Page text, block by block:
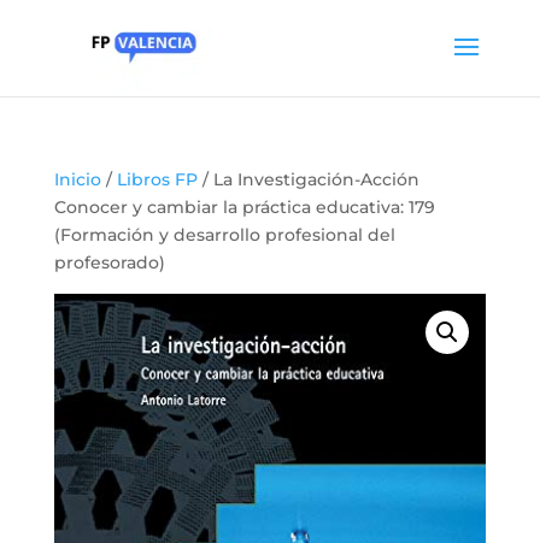
Inicio/ Libros FP/ La Investigación-Acción
Conocer y cambiar la práctica educativa: 179
(Formación y desarrollo profesional del
profesorado)